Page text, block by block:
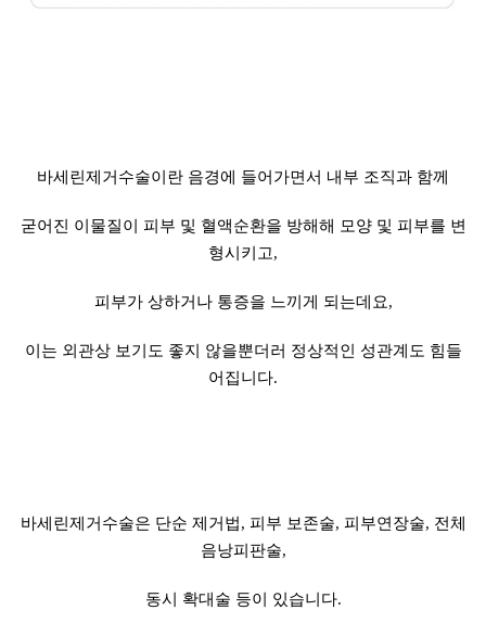
바세린제거수술이란 음경에 들어가면서 내부 조직과 함께
굳어진 이물질이 피부 및 혈액순환을 방해해 모양 및 피부를 변
형시키고,
피부가 상하거나 통증을 느끼게 되는데요,
이는 외관상 보기도 좋지 않을뿐더러 정상적인 성관계도 힘들
어집니다.
바세린제거수술은 단순 제거법, 피부 보존술, 피부연장술, 전체
음낭피판술,
동시 확대술 등이 있습니다.